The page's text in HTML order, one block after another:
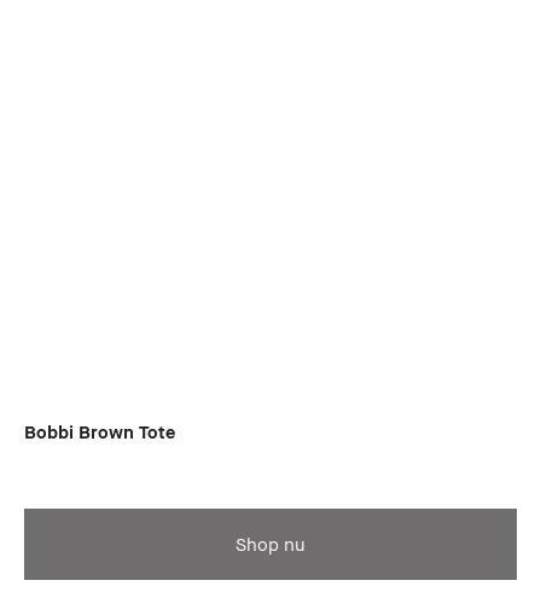
Bobbi Brown Tote
Shop nu